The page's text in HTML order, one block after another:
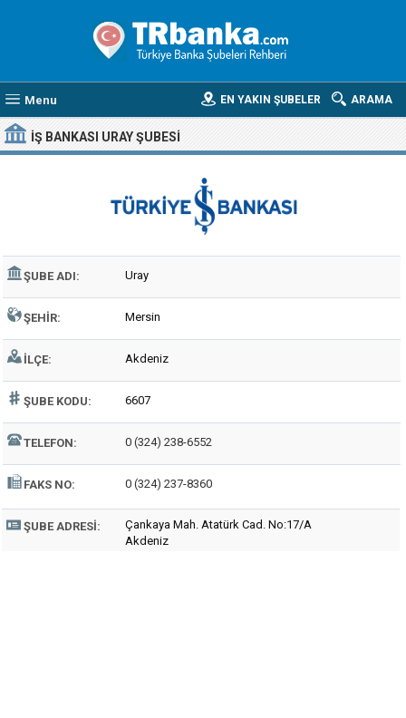
Menu ARAMA
EN YAKIN ŞUBELER
İŞ BANKASI URAY ŞUBESI
ŞUBE ADI: Uray
ŞEHIR: Mersin
İLÇE: Akdeniz
ŞUBE KODU: 6607
TELEFON: 0 (324) 238-6552
FAKS NO: 0 (324) 237-8360
ŞUBE ADRESI:
Çankaya Mah. Atatürk Cad. No:17/A
Akdeniz